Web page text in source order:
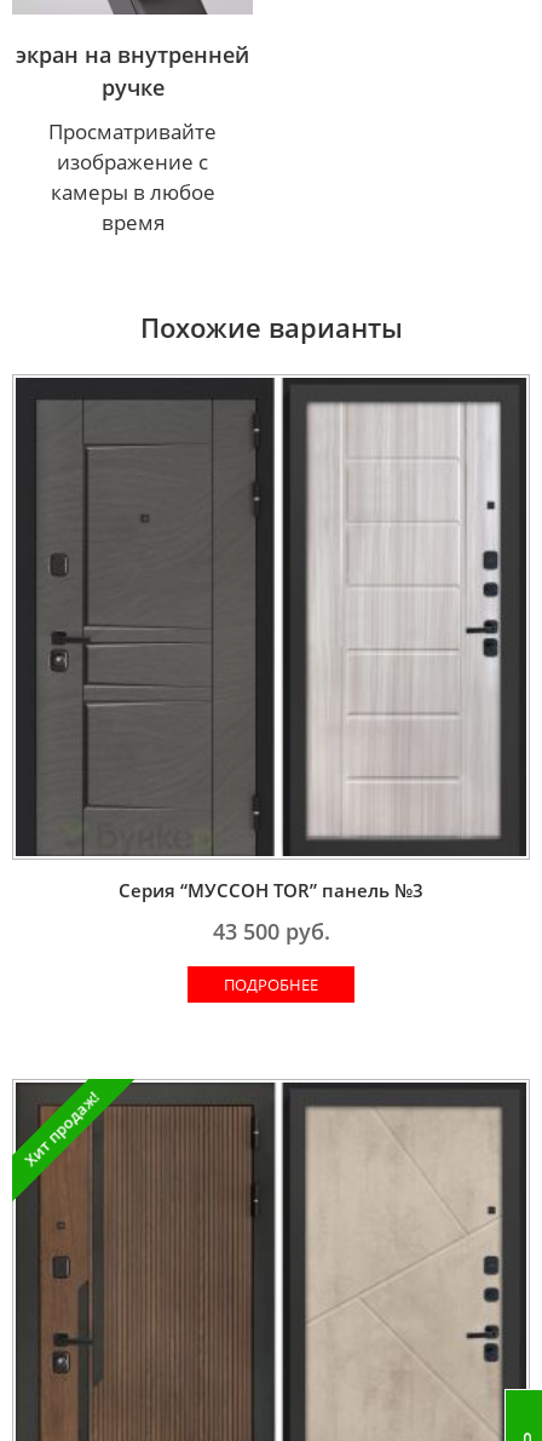
экран на внутренней
ручке
Просматривайте
изображение с
камеры в любое
время
Похожие варианты
Серия “МУССОН TOR” панель №3
43 500руб.
ПОДРОБНЕЕ
Хит продаж!